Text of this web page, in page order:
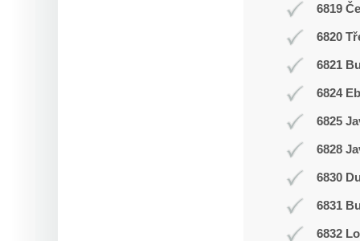
6819
6820
6821
6824
6825
6828
6830
6831
6832